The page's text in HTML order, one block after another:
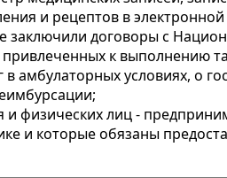
и рецептов в
заключили договоры с
к выполнению
амбулаторных условиях, о
и физических лиц -
и которые обязаны